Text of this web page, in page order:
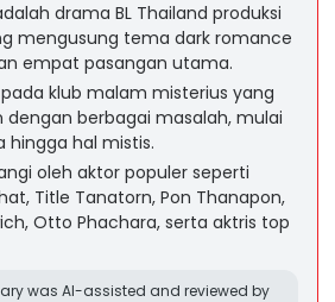
drama BL Thailand produksi
mengusung tema dark romance
empat pasangan utama.
klub malam misterius yang
berbagai masalah, mulai
hingga hal mistis.
oleh aktor populer seperti
Title Tanatorn, Pon Thanapon,
Otto Phachara, serta aktris top
was AI-assisted and reviewed by